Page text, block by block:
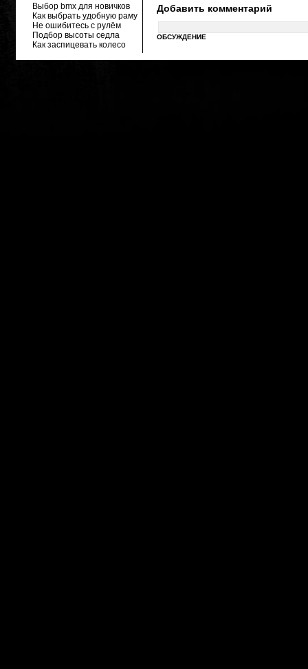
Добавить комментарий
ОБСУЖДЕНИЕ
Выбор bmx для новичков
Как выбрать удобную раму
Не ошибитесь с рулём
Подбор высоты седла
Как заспицевать колесо